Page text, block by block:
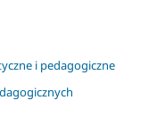
i pedagogiczne